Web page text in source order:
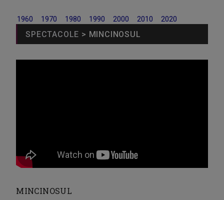
1960 1970 1980 1990 2000 2010 2020
SPECTACOLE > MINCINOSUL
MINCINOSUL